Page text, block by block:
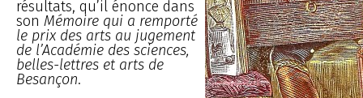
résultats, qu’il énonce dans
son Mémoire qui a remporté
le prix des arts au jugement
de l’Académie des sciences,
belles-lettres et arts de
Besançon.